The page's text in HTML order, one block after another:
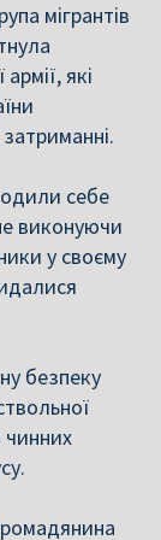
мігрантів
які
себе
виконуючи
у своєму
безпеку
чинних